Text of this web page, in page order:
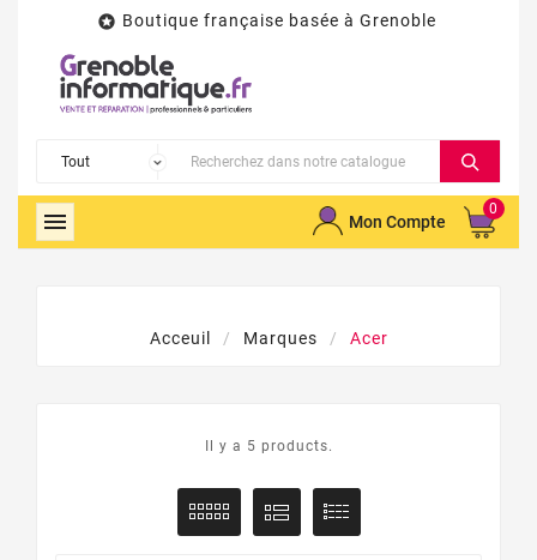
 Boutique française basée à Grenoble
 Mon Compte
0
Acceuil Marques Acer
Il y a 5 products.